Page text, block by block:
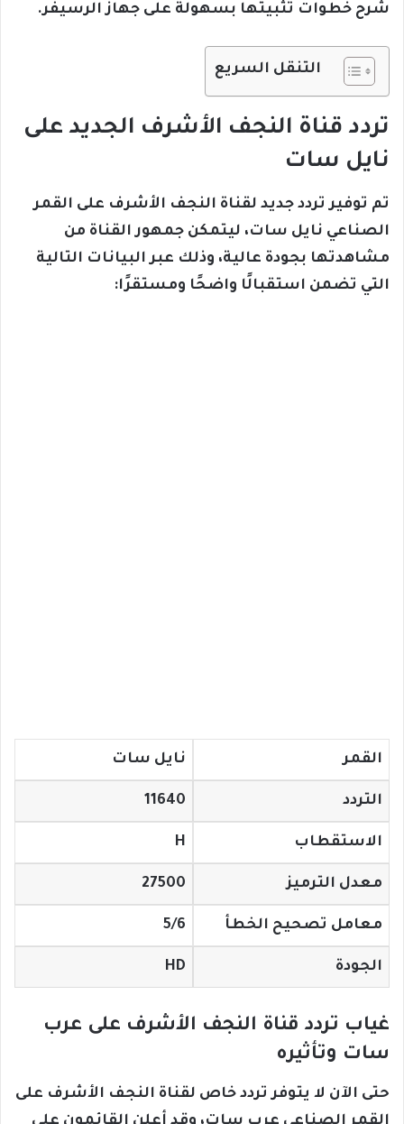
شرح خطوات تثبيتها بسهولة على جهاز الرسيفر.
التنقل السريع
تردد قناة النجف الأشرف الجديد على
نايل سات
تم توفير تردد جديد لقناة النجف الأشرف على القمر
الصناعي نايل سات، ليتمكن جمهور القناة من
مشاهدتها بجودة عالية، وذلك عبر البيانات التالية
التي تضمن استقبالًا واضحًا ومستقرًا:
القمر نايل سات
التردد 11640
الاستقطاب H
معدل الترميز 27500
معامل تصحيح الخطأ 5/6
الجودة HD
غياب تردد قناة النجف الأشرف على عرب
سات وتأثيره
حتى الآن لا يتوفر تردد خاص لقناة النجف الأشرف على